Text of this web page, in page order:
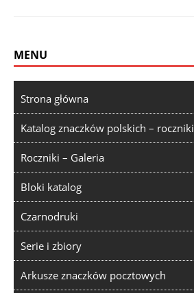
MENU
Strona główna
Katalog znaczków polskich – roczniki
Roczniki – Galeria
Bloki katalog
Czarnodruki
Serie i zbiory
Arkusze znaczków pocztowych